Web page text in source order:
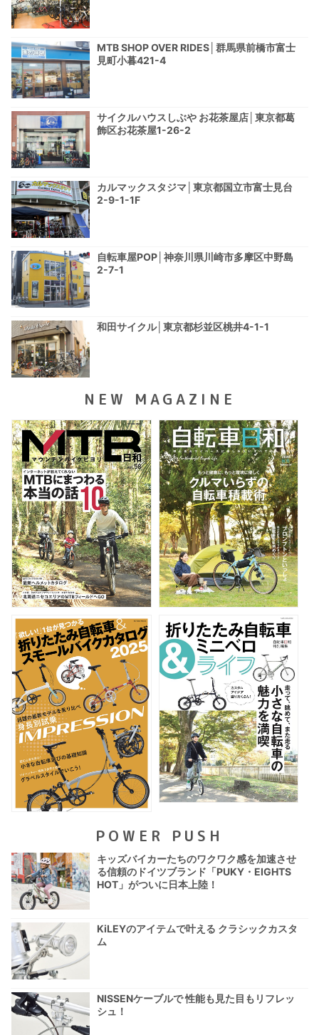
MTB SHOP OVER RIDES│群馬県前橋市富士
見町小暮421-4
サイクルハウスしぶや お花茶屋店│東京都葛
飾区お花茶屋1-26-2
カルマックスタジマ│東京都国立市富士見台
2-9-1-1F
自転車屋POP│神奈川県川崎市多摩区中野島
2-7-1
和田サイクル│東京都杉並区桃井4-1-1
NEW MAGAZINE
POWER PUSH
キッズバイカーたちのワクワク感を加速させ
る信頼のドイツブランド「PUKY・EIGHTS
HOT」がついに日本上陸！
KiLEYのアイテムで叶える クラシックカスタ
ム
NISSENケーブルで 性能も見た目もリフレッ
シュ！